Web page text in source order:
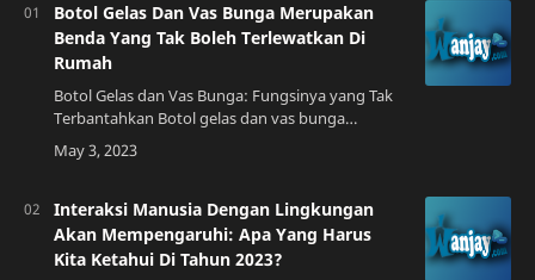
Botol Gelas Dan Vas Bunga Merupakan
Benda Yang Tak Boleh Terlewatkan Di
Rumah
Botol Gelas dan Vas Bunga: Fungsinya yang Tak
Terbantahkan Botol gelas dan vas bunga
merupakan benda yang sangat penting untuk
dimiliki di rumah. Fungsinya yang tak
Interaksi Manusia Dengan Lingkungan
Akan Mempengaruhi: Apa Yang Harus
Kita Ketahui Di Tahun 2023?